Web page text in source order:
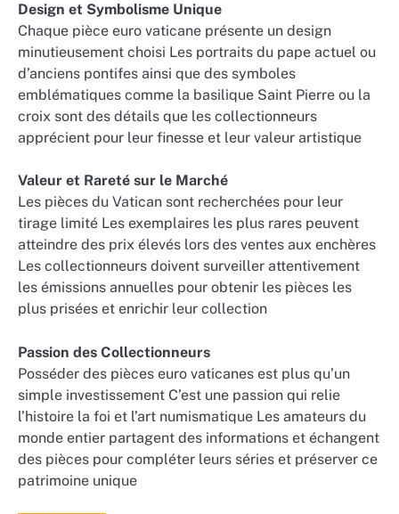
Design et Symbolisme Unique
Chaque pièce euro vaticane présente un design
minutieusement choisi Les portraits du pape actuel ou
d’anciens pontifes ainsi que des symboles
emblématiques comme la basilique Saint Pierre ou la
croix sont des détails que les collectionneurs
apprécient pour leur finesse et leur valeur artistique
Valeur et Rareté sur le Marché
Les pièces du Vatican sont recherchées pour leur
tirage limité Les exemplaires les plus rares peuvent
atteindre des prix élevés lors des ventes aux enchères
Les collectionneurs doivent surveiller attentivement
les émissions annuelles pour obtenir les pièces les
plus prisées et enrichir leur collection
Passion des Collectionneurs
Posséder des pièces euro vaticanes est plus qu’un
simple investissement C’est une passion qui relie
l’histoire la foi et l’art numismatique Les amateurs du
monde entier partagent des informations et échangent
des pièces pour compléter leurs séries et préserver ce
patrimoine unique